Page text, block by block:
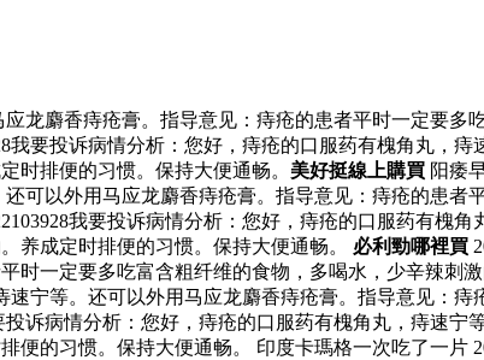
龙麝香痔疮膏。指导意见：痔疮的患者平时一定要多
要投诉病情分析：您好，痔疮的口服药有槐角丸，
时排便的习惯。保持大便通畅。 美好挺線上購買 阳痿
可以外用马应龙麝香痔疮膏。指导意见：痔疮的患者
我要投诉病情分析：您好，痔疮的口服药有槐
养成定时排便的习惯。保持大便通畅。 必利勁哪裡買
一定要多吃富含粗纤维的食物，多喝水，少辛辣刺激
速宁等。还可以外用马应龙麝香痔疮膏。指导意见：
诉病情分析：您好，痔疮的口服药有槐角丸，痔速宁
的习惯。保持大便通畅。 印度卡瑪格一次吃了一片